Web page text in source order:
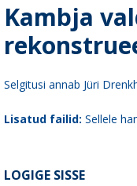
Kambja
Selgitusi annab Jüri
Lisatud failid: Sellele
LOGIGE SISSE